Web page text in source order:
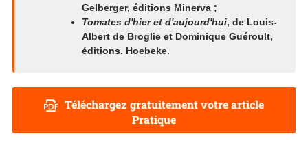
Gelberger, éditions Minerva ;
Tomates d'hier et d'aujourd'hui, de Louis-
Albert de Broglie et Dominique Guéroult,
éditions. Hoebeke.
Téléchargez gratuitement votre article
Pratique